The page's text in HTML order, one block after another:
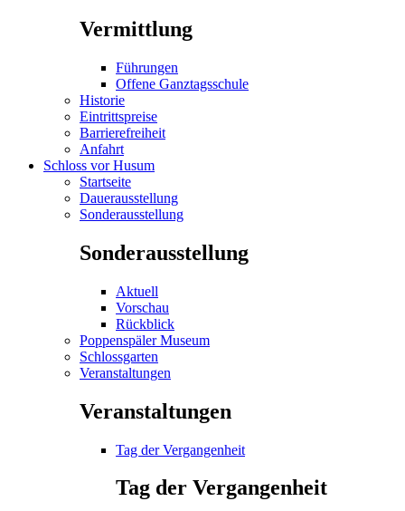
Vermittlung
Führungen
Offene Ganztagsschule
Historie
Eintrittspreise
Barrierefreiheit
Anfahrt
Schloss vor Husum
Startseite
Dauerausstellung
Sonderausstellung
Sonderausstellung
Aktuell
Vorschau
Rückblick
Poppenspäler Museum
Schlossgarten
Veranstaltungen
Veranstaltungen
Tag der Vergangenheit
Tag der Vergangenheit